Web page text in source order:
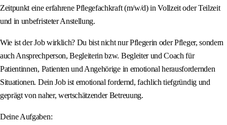
Zeitpunkt eine erfahrene Pflegefachkraft (m/w/d) in Vollzeit oder Teilzeit
und in unbefristeter Anstellung.
Wie ist der Job wirklich? Du bist nicht nur Pflegerin oder Pfleger, sondern
auch Ansprechperson, Begleiterin bzw. Begleiter und Coach für
Patientinnen, Patienten und Angehörige in emotional herausfordernden
Situationen. Dein Job ist emotional fordernd, fachlich tiefgründig und
geprägt von naher, wertschätzender Betreuung.
Deine Aufgaben: